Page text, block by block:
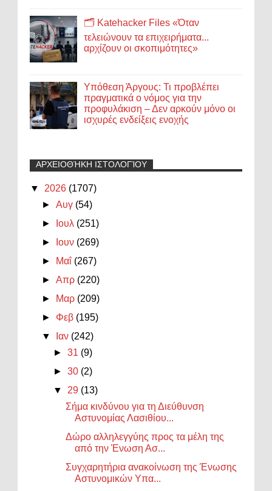
🗂️ Katehacker Files «Όταν
τελειώνουν τα επιχειρήματα...
αρχίζουν οι σκοπιμότητες»
Υπόθεση Άργους: Τι προβλέπει
πραγματικά ο νόμος για την
προφυλάκιση – Δεν αρκούν μόνο οι
ισχυρές ενδείξεις ενοχής
ΑΡΧΕΙΟΘΉΚΗ ΙΣΤΟΛΟΓΊΟΥ
▼ 2026 (1707)
►Αυγ (54)
►
Ιουλ (251)
►
Ιουν (269)
►
Μαΐ (267)
►Απρ (220)
►
Μαρ (209)
► Φεβ (195)
▼
Ιαν (242)
►31 (9)
►30 (2)
▼ 29 (13)
Σήμα κινδύνου για τη Διεύθυνση
Αστυνομίας Λασιθίου...
Δώρο αλληλεγγύης προς τα μέλη της
από την Ένωση Ασ...
Συγχαρητήρια ανακοίνωση της Ένωσης
Αστυνομικών Υπα...